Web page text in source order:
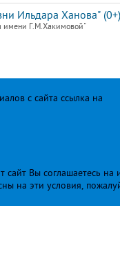
Ильдара Ханова" (0+)
имени Г.М.Хакимовой"
с сайта ссылка на
сайт Вы соглашаетесь
на эти условия,